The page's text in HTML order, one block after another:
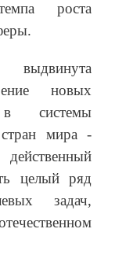
роста
новых
в системы
стран мира -
целый ряд
задач,